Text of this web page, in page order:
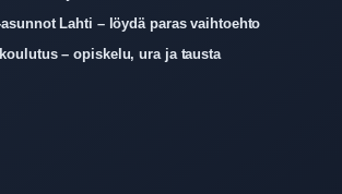
Lahti – löydä paras vaihtoehto
– opiskelu, ura ja tausta